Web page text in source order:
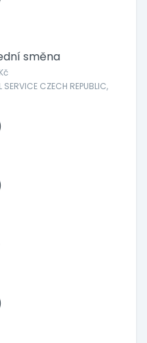
směna
CZECH REPUBLIC,